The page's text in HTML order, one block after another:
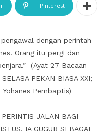
Pinterest
dengan perintah
Orang itu pergi dan
(Ayat 27 Bacaan
PEKAN BIASA XXI;
Pembaptis)
JALAN BAGI
IA GUGUR SEBAGAI